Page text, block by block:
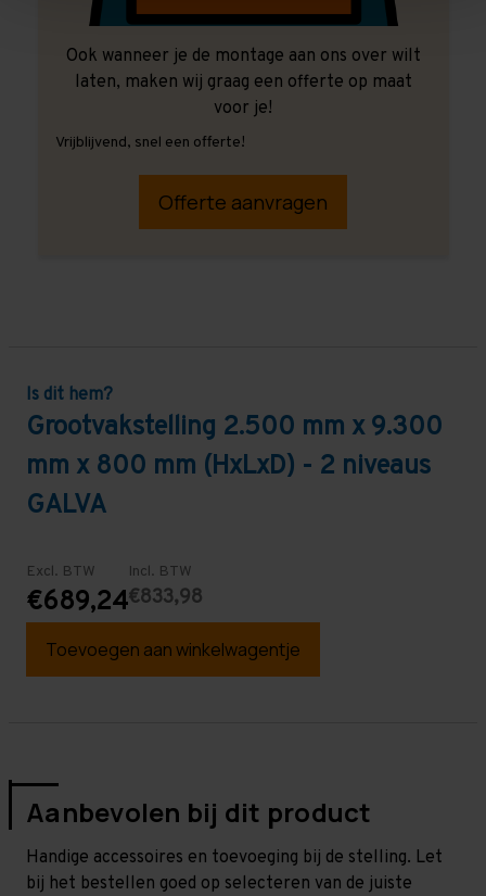
Ook wanneer je de montage aan ons over wilt
laten, maken wij graag een offerte op maat
voor je!
Vrijblijvend, snel een offerte!
Offerte aanvragen
Is dit hem?
Grootvakstelling 2.500 mm x 9.300
mm x 800 mm (HxLxD) - 2 niveaus
GALVA
Excl. BTW
€689,24
Incl. BTW
€833,98
Toevoegen aan winkelwagentje
Aanbevolen bij dit product
Handige accessoires en toevoeging bij de stelling. Let
bij het bestellen goed op selecteren van de juiste